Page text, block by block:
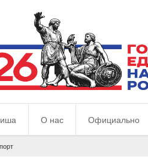
О нас Официально